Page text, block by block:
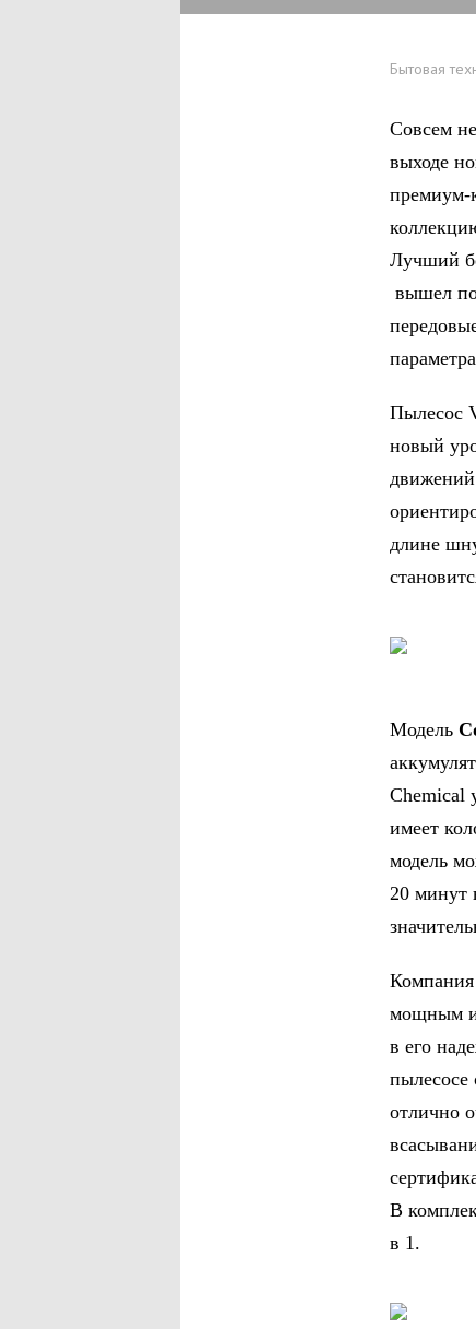
Бытовая
Совсем
выходе
премиум-
Лучший
вышел
Пылесос
новый
длине
Модель
Chemical
имеет
модель
20 минут
мощным и
в его
пылесосе
отлично
В
в 1.